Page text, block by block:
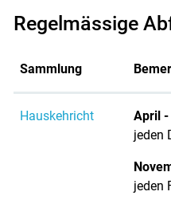
Regelmässige
Sammlung
Hauskehricht
April -
jeden
jeden